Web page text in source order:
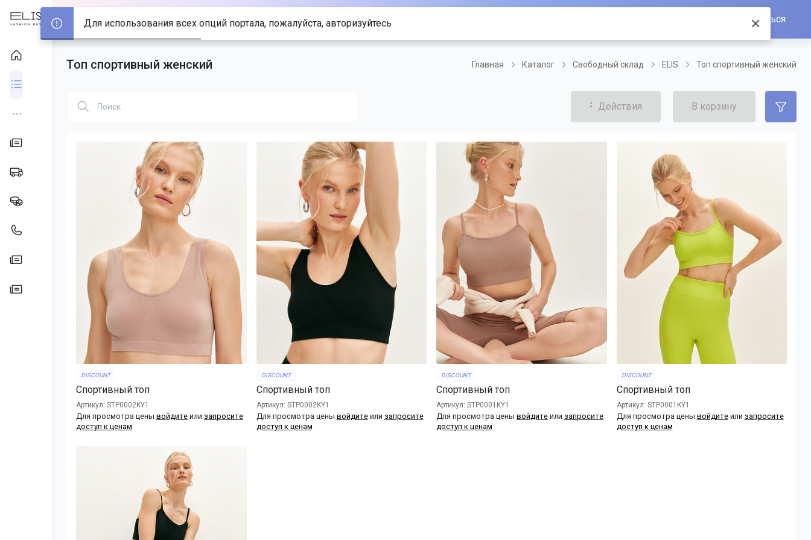
Войти/Зарегистрироваться
Топ спортивный женский Главная Каталог Свободный склад ELIS Топ спортивный женский
Действия В корзину
DISCOUNT
Спортивный топ
Артикул: STP0002KY1
Для просмотра цены войдите или запросите
доступ к ценам
DISCOUNT
Спортивный топ
Артикул: STP0002KY1
Для просмотра цены войдитеили запросите
доступ к ценам
DISCOUNT
Спортивный топ
Артикул: STP0001KY1
Для просмотра цены войдите или запросите
доступ к ценам
DISCOUNT
Спортивный топ
Артикул: STP0001KY1
Для просмотра цены войдитеили запросите
доступ к ценам
Для использования всех опций портала, пожалуйста, авторизуйтесь ✕